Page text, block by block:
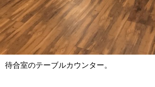
待合室のテーブルカウンター。